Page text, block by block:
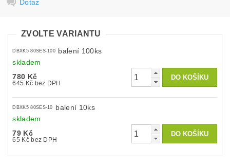
Dotaz
ZVOLTE VARIANTU
DBXK5 80SES-100 balení 100ks
skladem
780 Kč
645 Kč bez DPH
DBXK5 80SES-10
balení 10ks
skladem
79 Kč
65 Kč bez DPH